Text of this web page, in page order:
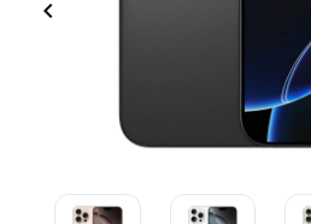
chevron_left